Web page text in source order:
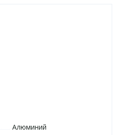
Алюминий